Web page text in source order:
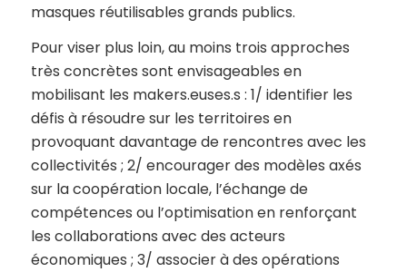
masques réutilisables grands publics.
Pour viser plus loin, au moins trois approches
très concrètes sont envisageables en
mobilisant les makers.euses.s : 1/ identifier les
défis à résoudre sur les territoires en
provoquant davantage de rencontres avec les
collectivités ; 2/ encourager des modèles axés
sur la coopération locale, l’échange de
compétences ou l’optimisation en renforçant
les collaborations avec des acteurs
économiques ; 3/ associer à des opérations